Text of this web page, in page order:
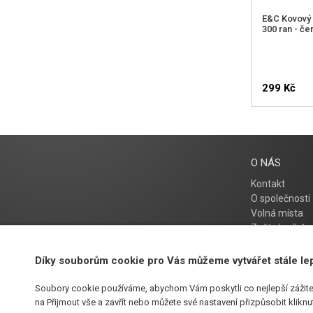
E&C
300 ran -
299 Kč
O NÁS
Kontakt
O společnosti
Volná místa
Zpětný odběr
Díky souborům cookie pro Vás můžeme vytvářet stále
Soubory cookie používáme, abychom Vám poskytli co nejlepší
na Přijmout vše a zavřít nebo můžete své nastavení přizpůsobit